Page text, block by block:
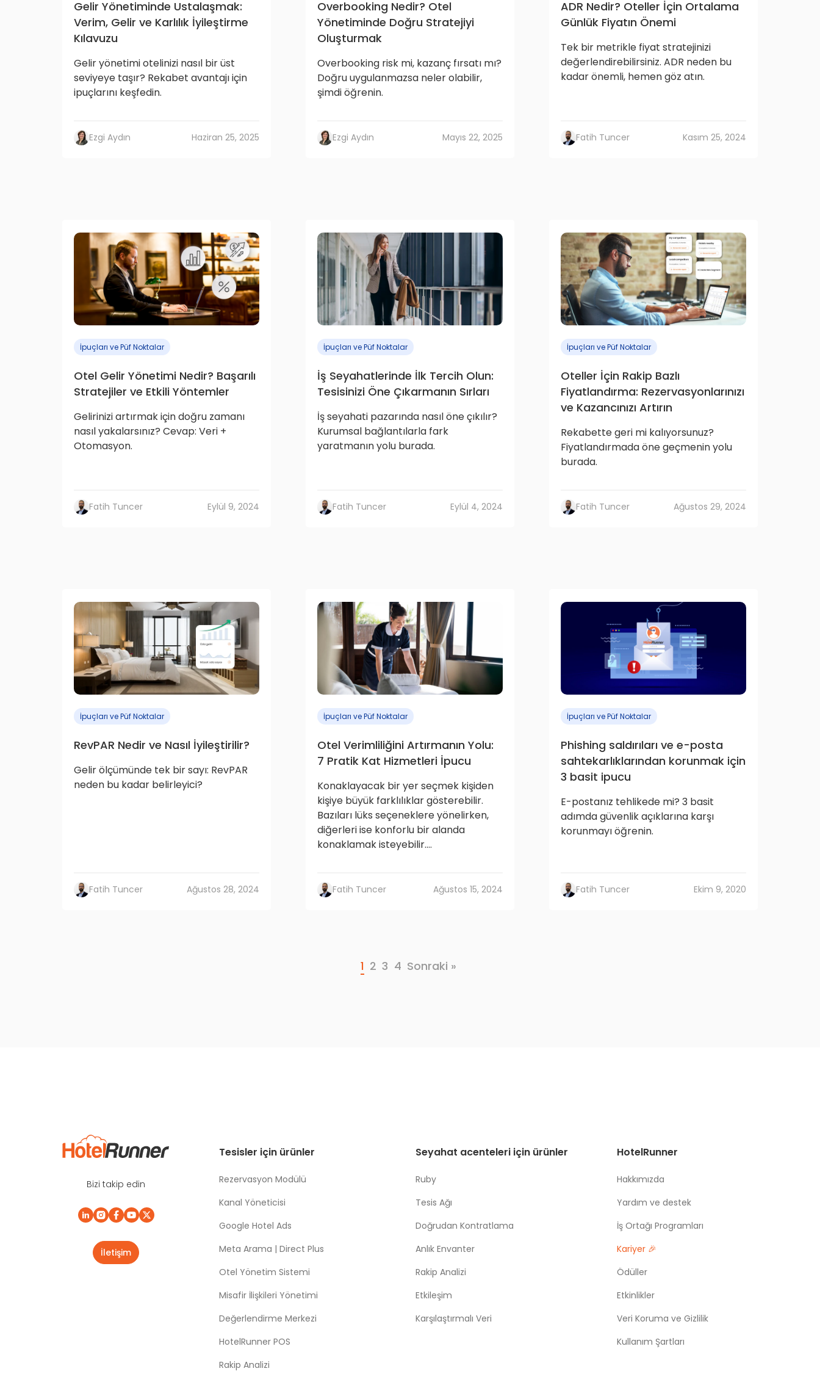
Gelir Yönetiminde Ustalaşmak:
Verim, Gelir ve Karlılık İyileştirme
Kılavuzu
Gelir yönetimi otelinizi nasıl bir üst
seviyeye taşır? Rekabet avantajı için
ipuçlarını keşfedin.
Ezgi Aydın Haziran 25, 2025
Overbooking Nedir? Otel
Yönetiminde Doğru Stratejiyi
Oluşturmak
Overbooking risk mi, kazanç fırsatı mı?
Doğru uygulanmazsa neler olabilir,
şimdi öğrenin.
Ezgi Aydın Mayıs 22, 2025
ADR Nedir? Oteller İçin Ortalama
Günlük Fiyatın Önemi
Tek bir metrikle fiyat stratejinizi
değerlendirebilirsiniz. ADR neden bu
kadar önemli, hemen göz atın.
Fatih Tuncer Kasım 25, 2024
İpuçları ve Püf Noktalar
Otel Gelir Yönetimi Nedir? Başarılı
Stratejiler ve Etkili Yöntemler
Gelirinizi artırmak için doğru zamanı
nasıl yakalarsınız? Cevap: Veri +
Otomasyon.
Fatih Tuncer Eylül 9, 2024
İpuçları ve Püf Noktalar
İş Seyahatlerinde İlk Tercih Olun:
Tesisinizi Öne Çıkarmanın Sırları
İş seyahati pazarında nasıl öne çıkılır?
Kurumsal bağlantılarla fark
yaratmanın yolu burada.
Fatih Tuncer Eylül 4, 2024
İpuçları ve Püf Noktalar
Oteller İçin Rakip Bazlı
Fiyatlandırma: Rezervasyonlarınızı
ve Kazancınızı Artırın
Rekabette geri mi kalıyorsunuz?
Fiyatlandırmada öne geçmenin yolu
burada.
Fatih Tuncer Ağustos 29, 2024
İpuçları ve Püf Noktalar
RevPAR Nedir ve Nasıl İyileştirilir?
Gelir ölçümünde tek bir sayı: RevPAR
neden bu kadar belirleyici?
Fatih Tuncer Ağustos 28, 2024
İpuçları ve Püf Noktalar
Otel Verimliliğini Artırmanın Yolu:
7 Pratik Kat Hizmetleri İpucu
Konaklayacak bir yer seçmek kişiden
kişiye büyük farklılıklar gösterebilir.
Bazıları lüks seçeneklere yönelirken,
diğerleri ise konforlu bir alanda
konaklamak isteyebilir....
Fatih Tuncer Ağustos 15, 2024
İpuçları ve Püf Noktalar
Phishing saldırıları ve e-posta
sahtekarlıklarından korunmak için
3 basit ipucu
E-postanız tehlikede mi? 3 basit
adımda güvenlik açıklarına karşı
korunmayı öğrenin.
Fatih Tuncer Ekim 9, 2020
1 2 3 4 Sonraki »
Bizi takip edin
İletişim
Tesisler için ürünler
Rezervasyon Modülü
Kanal Yöneticisi
Google Hotel Ads
Meta Arama | Direct Plus
Otel Yönetim Sistemi
Misafir İlişkileri Yönetimi
Değerlendirme Merkezi
HotelRunner POS
Rakip Analizi
Seyahat acenteleri için ürünler
Ruby
Tesis Ağı
Doğrudan Kontratlama
Anlık Envanter
Rakip Analizi
Etkileşim
Karşılaştırmalı Veri
HotelRunner
Hakkımızda
Yardım ve destek
İş Ortağı Programları
Kariyer 🎉
Ödüller
Etkinlikler
Veri Koruma ve Gizlilik
Kullanım Şartları